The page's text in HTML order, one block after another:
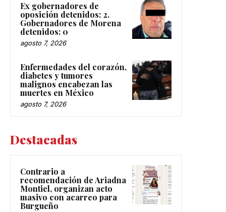
Ex gobernadores de
oposición detenidos: 2.
Gobernadores de Morena
detenidos: 0
agosto 7, 2026
Enfermedades del corazón,
diabetes y tumores
malignos encabezan las
muertes en México
agosto 7, 2026
Destacadas
Contrario a
recomendación de Ariadna
Montiel, organizan acto
masivo con acarreo para
Burgueño